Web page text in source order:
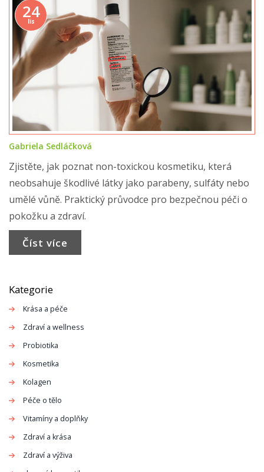
24
lis
Gabriela Sedláčková
Zjistěte, jak poznat non-toxickou kosmetiku, která
neobsahuje škodlivé látky jako parabeny, sulfáty nebo
umělé vůně. Praktický průvodce pro bezpečnou péči o
pokožku a zdraví.
Číst více
Kategorie
Krása a péče
Zdraví a wellness
Probiotika
Kosmetika
Kolagen
Péče o tělo
Vitamíny a doplňky
Zdraví a krása
Zdraví a výživa